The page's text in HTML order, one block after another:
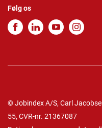
Følg os
© Jobindex A/S, Carl
55, CVR-nr. 21367087